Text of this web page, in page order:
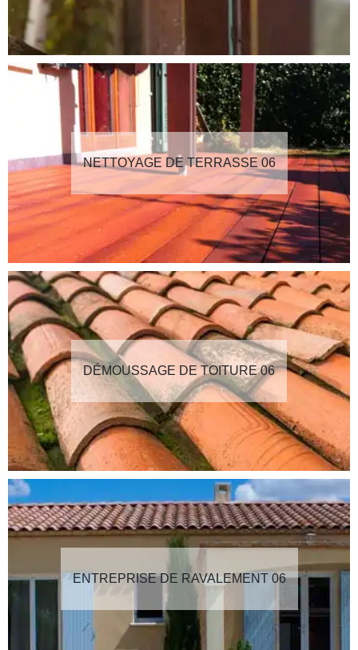
NETTOYAGE DE TERRASSE 06
DÉMOUSSAGE DE TOITURE 06
ENTREPRISE DE RAVALEMENT 06